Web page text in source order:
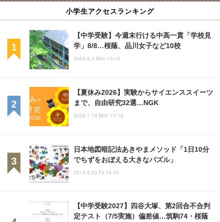
小学生アクセスランキング
【中学受験】今週末行ける中高一貫「学校見
学」8/8…桜蔭、品川女子など10校
2026.8.3 Mon 10:15
【夏休み2026】実験からサイエンススイーツ
まで、自由研究32選…NGK
2026.7.13 Mon 10:15
日本地図暗記法あきやまメソッド「1日10分
でちずをおぼえる大きなパズル」
2016.9.23 Fri 14:45
【中学受験2027】四谷大塚、第2回合不合判
定テスト（7/5実施）偏差値…筑駒74・桜蔭